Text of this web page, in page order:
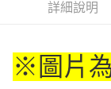
貨到付款
運送方式
全家取貨付款
詳細說明
※圖片